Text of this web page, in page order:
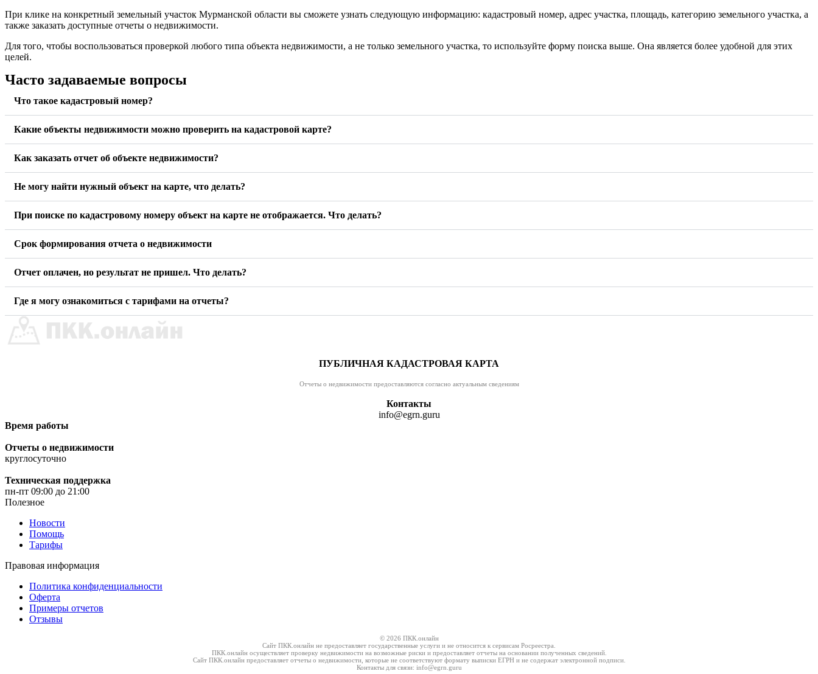
При клике на конкретный земельный участок Мурманской области вы сможете узнать следующую информацию: кадастровый номер, адрес участка, площадь, категорию земельного участка, а
также заказать доступные отчеты о недвижимости.
Для того, чтобы воспользоваться проверкой любого типа объекта недвижимости, а не только земельного участка, то используйте форму поиска выше. Она является более удобной для этих
целей.
Часто задаваемые вопросы
Что такое кадастровый номер?
Какие объекты недвижимости можно проверить на кадастровой карте?
Как заказать отчет об объекте недвижимости?
Не могу найти нужный объект на карте, что делать?
При поиске по кадастровому номеру объект на карте не отображается. Что делать?
Срок формирования отчета о недвижимости
Отчет оплачен, но результат не пришел. Что делать?
Где я могу ознакомиться с тарифами на отчеты?
ПУБЛИЧНАЯ КАДАСТРОВАЯ КАРТА
Отчеты о недвижимости предоставляются согласно актуальным сведениям
Контакты
info@egrn.guru
Время работы
Отчеты о недвижимости
круглосуточно
Техническая поддержка
пн-пт 09:00 до 21:00
Полезное
Новости
Помощь
Тарифы
Правовая информация
Политика конфиденциальности
Оферта
Примеры отчетов
Отзывы
© 2026 ПКК.онлайн
Сайт ПКК.онлайн не предоставляет государственные услуги и не относится к сервисам Росреестра.
ПКК.онлайн осуществляет проверку недвижимости на возможные риски и предоставляет отчеты на основании полученных сведений.
Сайт ПКК.онлайн предоставляет отчеты о недвижимости, которые не соответствуют формату выписки ЕГРН и не содержат электронной подписи.
Контакты для связи: info@egrn.guru